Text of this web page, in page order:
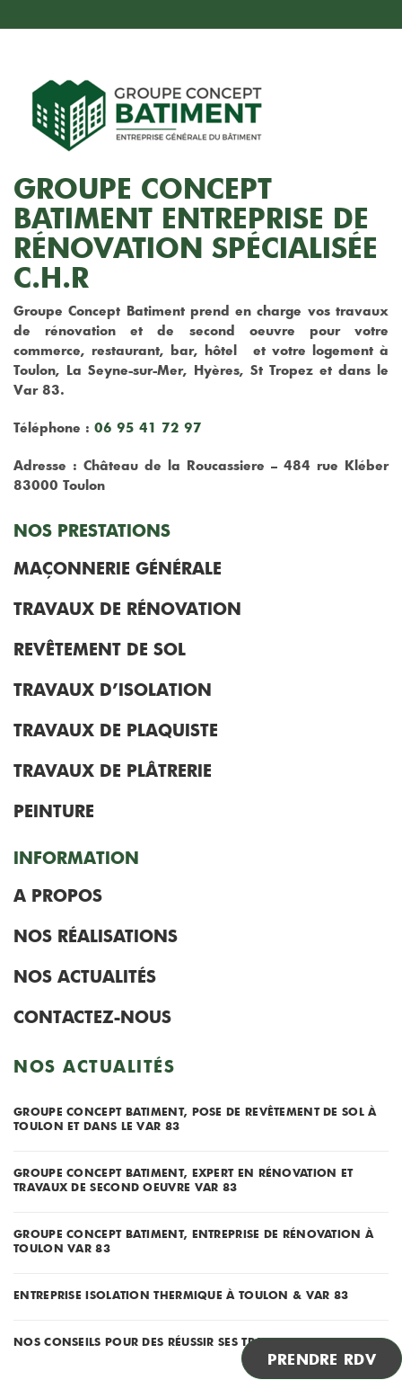
GROUPE CONCEPT
BATIMENT ENTREPRISE DE
RÉNOVATION SPÉCIALISÉE
C.H.R
Groupe Concept Batiment prend en charge vos travaux
de rénovation et de second oeuvre pour votre
commerce, restaurant, bar, hôtel et votre logement à
Toulon, La Seyne-sur-Mer, Hyères, St Tropez et dans le
Var 83.
Téléphone : 06 95 41 72 97
Adresse : Château de la Roucassiere – 484 rue Kléber
83000 Toulon
NOS PRESTATIONS
MAÇONNERIE GÉNÉRALE
TRAVAUX DE RÉNOVATION
REVÊTEMENT DE SOL
TRAVAUX D’ISOLATION
TRAVAUX DE PLAQUISTE
TRAVAUX DE PLÂTRERIE
PEINTURE
INFORMATION
A PROPOS
NOS RÉALISATIONS
NOS ACTUALITÉS
CONTACTEZ-NOUS
NOS ACTUALITÉS
GROUPE CONCEPT BATIMENT, POSE DE REVÊTEMENT DE SOL À
TOULON ET DANS LE VAR 83
GROUPE CONCEPT BATIMENT, EXPERT EN RÉNOVATION ET
TRAVAUX DE SECOND OEUVRE VAR 83
GROUPE CONCEPT BATIMENT, ENTREPRISE DE RÉNOVATION À
TOULON VAR 83
ENTREPRISE ISOLATION THERMIQUE À TOULON & VAR 83
NOS CONSEILS POUR DES RÉUSSIR SES TRAVAUX DE PEINTURE !
PRENDRE RDV